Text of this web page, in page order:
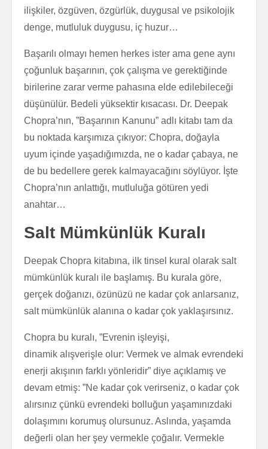
ilişkiler, özgüven, özgürlük, duygusal ve psikolojik
denge, mutluluk duygusu, iç huzur…
Başarılı olmayı hemen herkes ister ama gene aynı
çoğunluk başarının, çok çalışma ve gerektiğinde
birilerine zarar verme pahasına elde edilebileceği
düşünülür. Bedeli yüksektir kısacası. Dr. Deepak
Chopra’nın, ”Başarının Kanunu” adlı kitabı tam da
bu noktada karşımıza çıkıyor: Chopra, doğayla
uyum içinde yaşadığımızda, ne o kadar çabaya, ne
de bu bedellere gerek kalmayacağını söylüyor. İşte
Chopra’nın anlattığı, mutluluğa götüren yedi
anahtar…
Salt Mümkünlük Kuralı
Deepak Chopra kitabına, ilk tinsel kural olarak salt
mümkünlük kuralı ile başlamış. Bu kurala göre,
gerçek doğanızı, özünüzü ne kadar çok anlarsanız,
salt mümkünlük alanına o kadar çok yaklaşırsınız.
Chopra bu kuralı, ”Evrenin işleyişi,
dinamik alışverişle olur: Vermek ve almak evrendeki
enerji akışının farklı yönleridir” diye açıklamış ve
devam etmiş: ”Ne kadar çok verirseniz, o kadar çok
alırsınız çünkü evrendeki bolluğun yaşamınızdaki
dolaşımını korumuş olursunuz. Aslında, yaşamda
değerli olan her şey vermekle çoğalır. Vermekle